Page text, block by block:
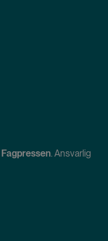
Fagpressen. Ansvarlig